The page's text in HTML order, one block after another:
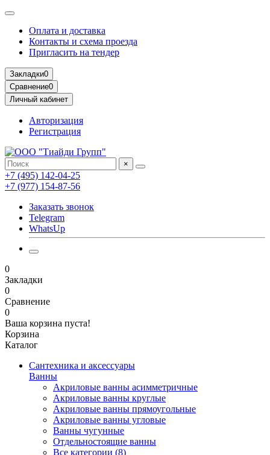
Оплата и доставка
Контакты и схема проезда
Пригласить на тендер
Закладки0
Сравнение0
Личный кабинет
Авторизация
Регистрация
×
+7 (495) 142-04-25
+7 (977) 154-87-56
Заказать звонок
Telegram
WhatsUp
0
Закладки
0
Сравнение
0
Ваша корзина пуста!
Корзина
Каталог
Сантехника и аксессуары
Ванны
Акриловые ванны асимметричные
Акриловые ванны круглые
Акриловые ванны прямоугольные
Акриловые ванны угловые
Ванны чугунные
Отдельностоящие ванны
Все категории (8)